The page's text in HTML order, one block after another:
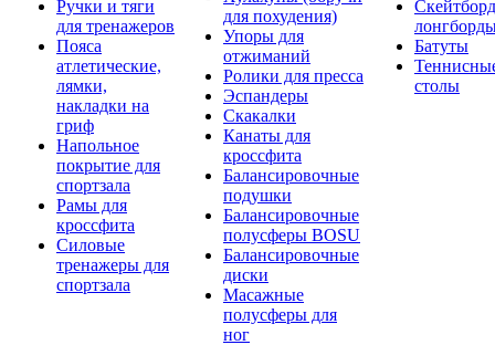
Ручки и тяги
для тренажеров
Пояса
атлетические,
лямки,
накладки на
гриф
Напольное
покрытие для
спортзала
Рамы для
кроссфита
Силовые
тренажеры для
спортзала
для похудения)
Упоры для
отжиманий
Ролики для пресса
Эспандеры
Скакалки
Канаты для
кроссфита
Балансировочные
подушки
Балансировочные
полусферы BOSU
Балансировочные
диски
Масажные
полусферы для
ног
Батуты
столы